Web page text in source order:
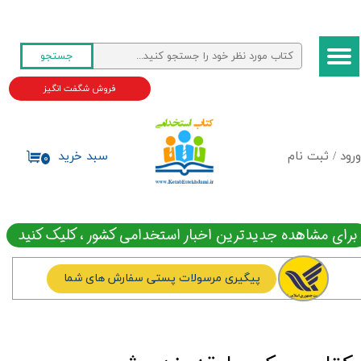
ورود / ثبت نام
حساب کاربری من
تغییر گذر واژه
جستجو
۰ سبد خرید
فروش شگفت انگیز
برای مشاهده جدیدترین اخبار استخدامی کشور ، کلیک کنید
پیگیری مرسولات پستی سفارش های شما